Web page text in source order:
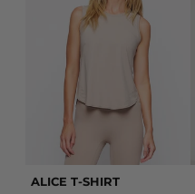
ALICE T-SHIRT